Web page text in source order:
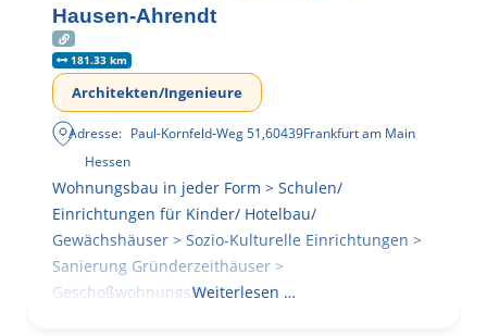
Hausen-Ahrendt
181.33 km
Architekten/Ingenieure
Adresse: Paul-Kornfeld-Weg 51,60439Frankfurt am Main
Hessen
Wohnungsbau in jeder Form > Schulen/
Einrichtungen für Kinder/ Hotelbau/
Gewächshäuser > Sozio-Kulturelle Einrichtungen >
Sanierung Gründerzeithäuser >
GeschoßwohnungsbauWeiterlesen …